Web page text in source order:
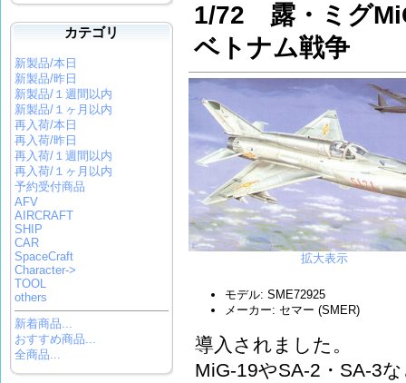
カテゴリ
新製品/本日
新製品/昨日
新製品/１週間以内
新製品/１ヶ月以内
再入荷/本日
再入荷/昨日
再入荷/１週間以内
再入荷/１ヶ月以内
予約受付商品
AFV
AIRCRAFT
SHIP
CAR
SpaceCraft
Character->
TOOL
others
新着商品...
おすすめ商品...
全商品...
1/72 露・ミグ
ベトナム戦争
拡大表示
モデル: SME72925
メーカー: セマー (SMER)
導入されました。
MiG-19やSA-2・SA-3